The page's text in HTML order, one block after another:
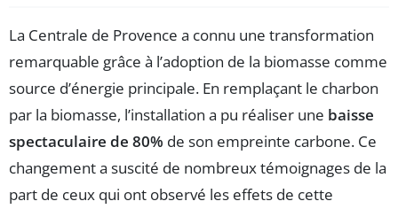
La Centrale de Provence a connu une transformation
remarquable grâce à l’adoption de la biomasse comme
source d’énergie principale. En remplaçant le charbon
par la biomasse, l’installation a pu réaliser une baisse
spectaculaire de 80% de son empreinte carbone. Ce
changement a suscité de nombreux témoignages de la
part de ceux qui ont observé les effets de cette